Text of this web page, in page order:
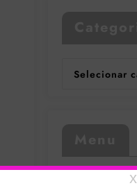
Categorias